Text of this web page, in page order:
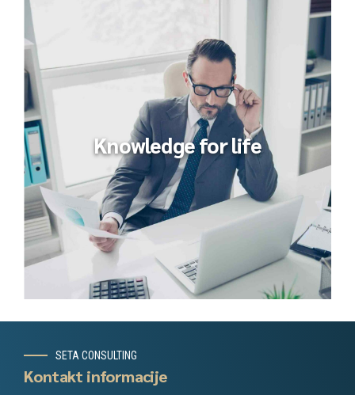
Knowledge for life
SETA CONSULTING
Kontakt informacije